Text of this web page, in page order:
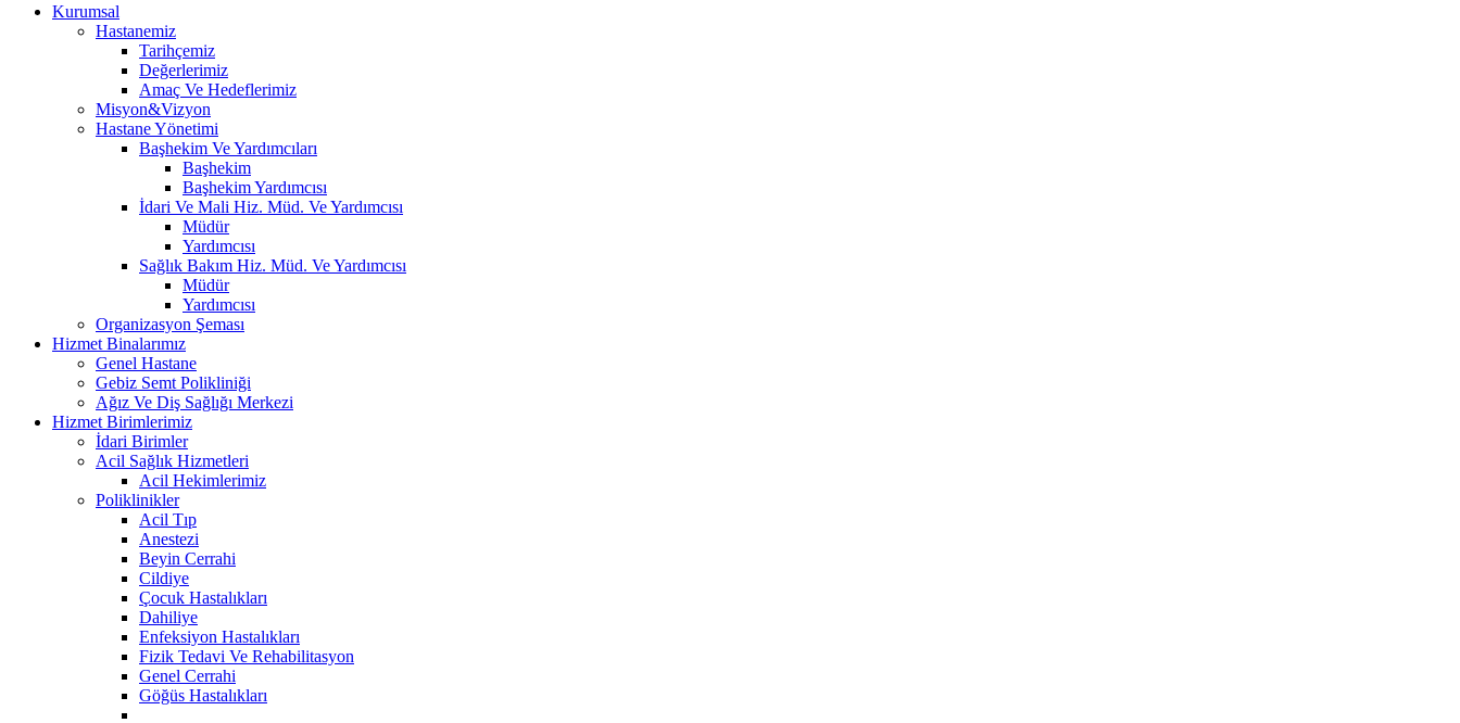
Kurumsal
Hastanemiz
Tarihçemiz
Değerlerimiz
Amaç Ve Hedeflerimiz
Misyon&Vizyon
Hastane Yönetimi
Başhekim Ve Yardımcıları
Başhekim
Başhekim Yardımcısı
İdari Ve Mali Hiz. Müd. Ve Yardımcısı
Müdür
Yardımcısı
Sağlık Bakım Hiz. Müd. Ve Yardımcısı
Müdür
Yardımcısı
Organizasyon Şeması
Hizmet Binalarımız
Genel Hastane
Gebiz Semt Polikliniği
Ağız Ve Diş Sağlığı Merkezi
Hizmet Birimlerimiz
İdari Birimler
Acil Sağlık Hizmetleri
Acil Hekimlerimiz
Poliklinikler
Acil Tıp
Anestezi
Beyin Cerrahi
Cildiye
Çocuk Hastalıkları
Dahiliye
Enfeksiyon Hastalıkları
Fizik Tedavi Ve Rehabilitasyon
Genel Cerrahi
Göğüs Hastalıkları